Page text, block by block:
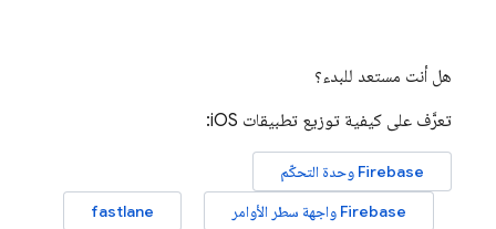
هل أنت مستعد للبدء؟
تعرَّف على كيفية توزيع تطبيقات iOS:
Firebase وحدة التحكّم
Firebase واجهة سطر الأوامر fastlane